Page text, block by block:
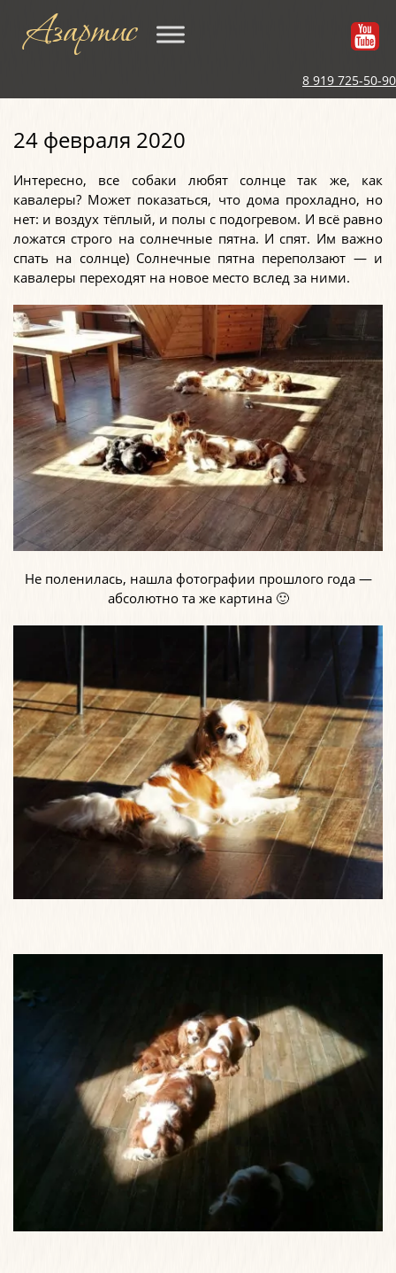
8 919 725-50-90
Азартис
24 февраля 2020
Интересно, все собаки любят солнце так же, как
кавалеры? Может показаться, что дома прохладно, но
нет: и воздух тёплый, и полы с подогревом. И всё равно
ложатся строго на солнечные пятна. И спят. Им важно
спать на солнце) Солнечные пятна переползают — и
кавалеры переходят на новое место вслед за ними.
Не поленилась, нашла фотографии прошлого года —
абсолютно та же картина 🙂